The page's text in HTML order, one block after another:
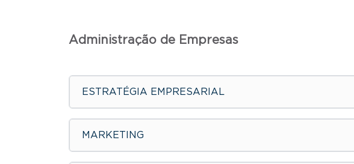
Administração de Empresas
ESTRATÉGIA EMPRESARIAL
MARKETING